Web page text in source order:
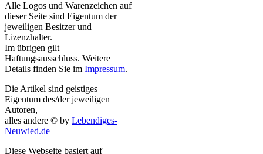
Alle Logos und Warenzeichen auf
dieser Seite sind Eigentum der
jeweiligen Besitzer und
Lizenzhalter.
Im übrigen gilt
Haftungsausschluss. Weitere
Details finden Sie im Impressum.
Die Artikel sind geistiges
Eigentum des/der jeweiligen
Autoren,
alles andere © by Lebendiges-
Neuwied.de
Diese Webseite basiert auf